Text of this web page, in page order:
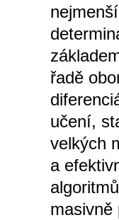
řadě
učení,
velkých
a
masivně